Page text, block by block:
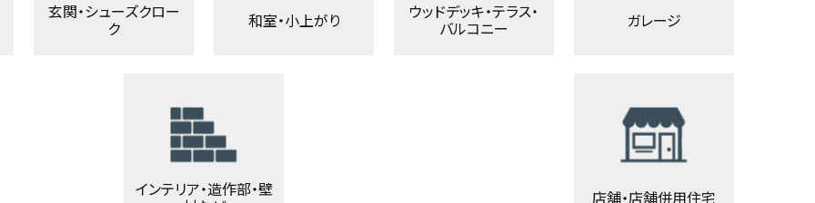
玄関・シューズクロー
ク 和室・小上がり ウッドデッキ・テラス・
バルコニー ガレージ
インテリア・造作部・壁 店舗・店舗併用住宅